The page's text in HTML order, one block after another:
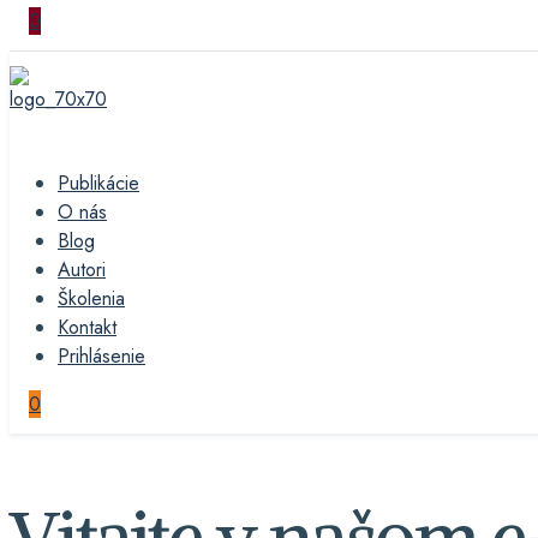
0
Publikácie
O nás
Blog
Autori
Školenia
Kontakt
Prihlásenie
0